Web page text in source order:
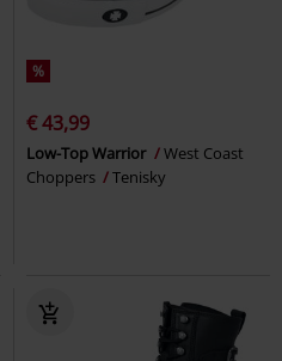
%
€ 43,99
Low-Top Warrior
West Coast
Choppers
Tenisky